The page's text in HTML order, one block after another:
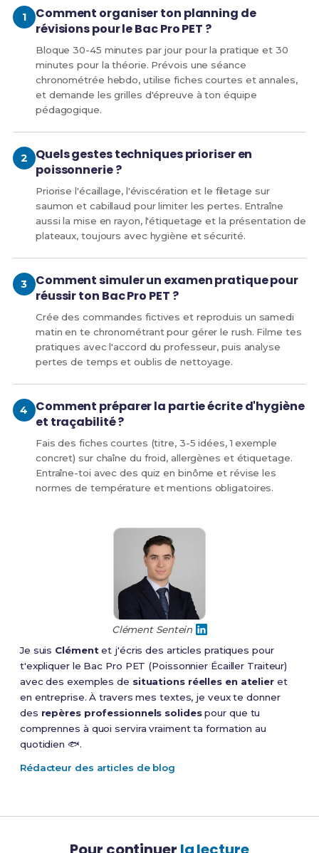
Comment organiser ton planning de
révisions pour le Bac Pro PET ?
Bloque 30-45 minutes par jour pour la pratique et 30
minutes pour la théorie. Prévois une séance
chronométrée hebdo, utilise fiches courtes et annales,
et demande les grilles d'épreuve à ton équipe
pédagogique.
Quels gestes techniques prioriser en
poissonnerie ?
Priorise l'écaillage, l'éviscération et le filetage sur
saumon et cabillaud pour limiter les pertes. Entraîne
aussi la mise en rayon, l'étiquetage et la présentation de
plateaux, toujours avec hygiène et sécurité.
Comment simuler un examen pratique pour
réussir ton Bac Pro PET ?
Crée des commandes fictives et reproduis un samedi
matin en te chronométrant pour gérer le rush. Filme tes
pratiques avec l'accord du professeur, puis analyse
pertes de temps et oublis de nettoyage.
Comment préparer la partie écrite d'hygiène
et traçabilité ?
Fais des fiches courtes (titre, 3-5 idées, 1 exemple
concret) sur chaîne du froid, allergènes et étiquetage.
Entraîne-toi avec des quiz en binôme et révise les
normes de température et mentions obligatoires.
Clément Sentein
Je suis Clémentet j'écris des articles pratiques pour
t'expliquer le Bac Pro PET (Poissonnier Écailler Traiteur)
avec des exemples de situations réelles en atelieret
en entreprise. À travers mes textes, je veux te donner
des repères professionnels solidespour que tu
comprennes à quoi servira vraiment ta formation au
quotidien 🐟.
Rédacteur des articles de blog